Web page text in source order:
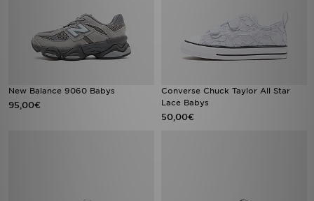
New Balance 9060 Babys
95,00€
Converse Chuck Taylor All Star
Lace Babys
50,00€